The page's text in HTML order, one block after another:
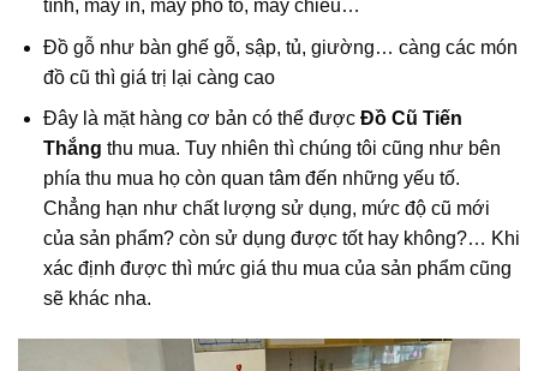
tính, máy in, máy phô tô, máy chiếu…
Đồ gỗ như bàn ghế gỗ, sập, tủ, giường… càng các món
đồ cũ thì giá trị lại càng cao
Đây là mặt hàng cơ bản có thể đượcĐồ Cũ Tiến
Thắng thu mua. Tuy nhiên thì chúng tôi cũng như bên
phía thu mua họ còn quan tâm đến những yếu tố.
Chẳng hạn như chất lượng sử dụng, mức độ cũ mới
của sản phẩm? còn sử dụng được tốt hay không?… Khi
xác định được thì mức giá thu mua của sản phẩm cũng
sẽ khác nha.